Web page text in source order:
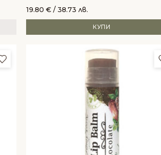
19.80 € / 38.73 лв.
КУПИ
Добави в любими